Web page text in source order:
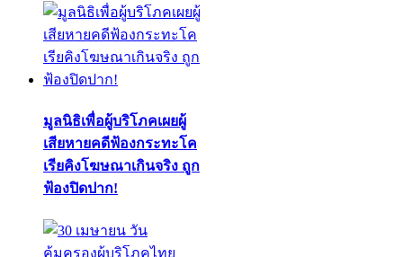
มูลนิธิเพื่อผู้บริโภคเผยผู้
เสียหายคดีฟ้องกระทะโค
เรียคิงโฆษณาเกินจริง ถูก
ฟ้องปิดปาก!